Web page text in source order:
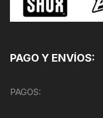
PAGO Y ENVÍOS:
PAGOS: